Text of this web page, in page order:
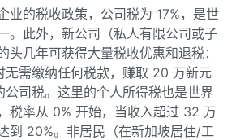
业的税收政策，公司税为 17%，是世
。此外，新公司（私人有限公司或子
头几年可获得大量税收优惠和退税：
无需缴纳任何税款，赚取 20 万新元
司税。这里的个人所得税也是世界
税率从 0% 开始，当收入超过 32 万
到 20%。非居民（在新加坡居住/工